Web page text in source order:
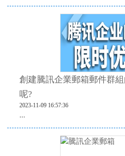
創建騰訊企業郵箱郵件群
呢?
2023-11-09 16:57:36
...